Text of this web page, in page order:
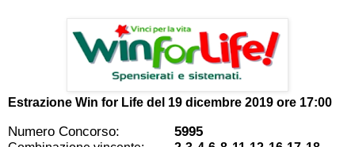
Estrazione Win for Life del 19 dicembre 2019 ore 17:00
Numero Concorso: 5995